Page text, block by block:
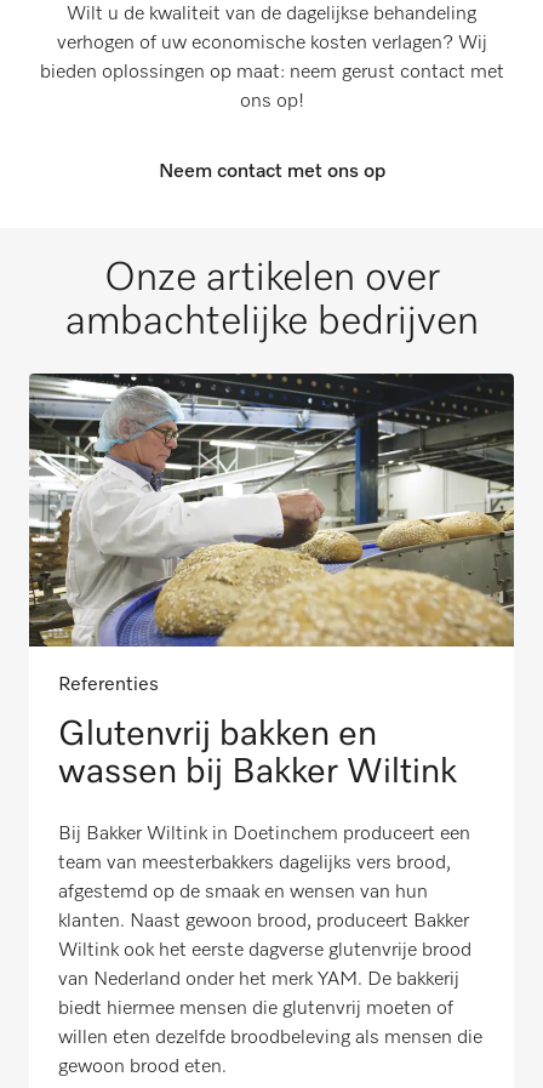
Wilt u de kwaliteit van de dagelijkse behandeling
verhogen of uw economische kosten verlagen? Wij
bieden oplossingen op maat: neem gerust contact met
ons op!
Neem contact met ons op
Onze artikelen over
ambachtelijke bedrijven
Referenties
Glutenvrij bakken en
wassen bij Bakker Wiltink
Bij Bakker Wiltink in Doetinchem produceert een
team van meesterbakkers dagelijks vers brood,
afgestemd op de smaak en wensen van hun
klanten. Naast gewoon brood, produceert Bakker
Wiltink ook het eerste dagverse glutenvrije brood
van Nederland onder het merk YAM. De bakkerij
biedt hiermee mensen die glutenvrij moeten of
willen eten dezelfde broodbeleving als mensen die
gewoon brood eten.